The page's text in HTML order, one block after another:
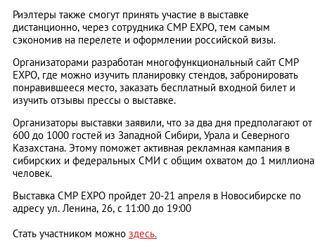
Риэлтеры также смогут принять участие в выставке
дистанционно, через сотрудника СМР ЕХРО, тем самым
сэкономив на перелете и оформлении российской визы.
Организаторами разработан многофункциональный сайт CMP
EXPO, где можно изучить планировку стендов, забронировать
понравившееся место, заказать бесплатный входной билет и
изучить отзывы прессы о выставке.
Организаторы выставки заявили, что за два дня предполагают от
600 до 1000 гостей из Западной Сибири, Урала и Северного
Казахстана. Этому поможет активная рекламная кампания в
сибирских и федеральных СМИ с общим охватом до 1 миллиона
человек.
Выставка СМР ЕХРО пройдет 20-21 апреля в Новосибирске по
адресу ул. Ленина, 26, с 11:00 до 19:00
Стать участником можно здесь.